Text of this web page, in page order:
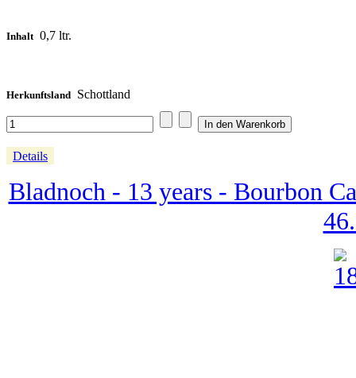
Inhalt 0,7 ltr.
Herkunftsland Schottland
Details
Bladnoch - 13 years - Bourbon